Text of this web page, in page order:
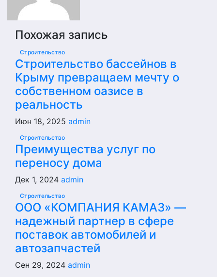
Похожая запись
Строительство
Строительство бассейнов в
Крыму превращаем мечту о
собственном оазисе в
реальность
Июн 18, 2025 admin
Строительство
Преимущества услуг по
переносу дома
Дек 1, 2024 admin
Строительство
ООО «КОМПАНИЯ КАМАЗ» —
надежный партнер в сфере
поставок автомобилей и
автозапчастей
Сен 29, 2024 admin